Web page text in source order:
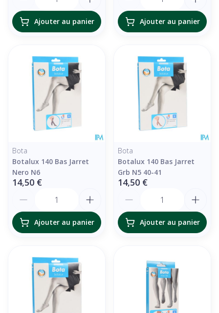
Ajouter au panier Ajouter au panier
Bota
Botalux 140 Bas Jarret
Nero N6
14,50 €
Ajouter au panier
Bota
Botalux 140 Bas Jarret
Grb N5 40-41
14,50 €
Ajouter au panier